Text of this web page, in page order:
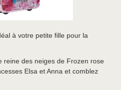
à votre petite fille pour la
reine des neiges de Frozen rose
Elsa et Anna et comblez